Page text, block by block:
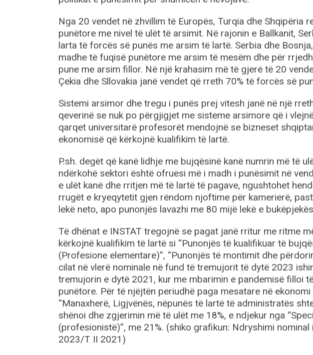
Nga 20 vendet në zhvillim të Europës, Turqia dhe Shqipëria
punëtore me nivel të ulët të arsimit. Në rajonin e Ballkanit,
larta të forcës së punës me arsim të lartë. Serbia dhe
madhe të fuqisë punëtore me arsim të mesëm dhe për
pune me arsim fillor. Në një krahasim më të gjerë të 20
Çekia dhe Sllovakia janë vendet që rreth 70% të forcës së
Sistemi arsimor dhe tregu i punës prej vitesh janë në një
qeverinë se nuk po përgjigjet me sisteme arsimore që i
qarqet universitarë profesorët mendojnë se bizneset
ekonomisë që kërkojnë kualifikim të lartë.
P.sh. degët që kanë lidhje me bujqësinë kanë numrin më të
ndërkohë sektori është ofruesi më i madh i punësimit në
e ulët kanë dhe rritjen më të lartë të pagave, ngushtohet
rrugët e kryeqytetit gjen rëndom njoftime për kamerierë,
lekë neto, apo punonjës lavazhi me 80 mijë lekë e
Të dhënat e INSTAT tregojnë se pagat janë rritur me ritme
kërkojnë kualifikim të lartë si “Punonjës të kualifikuar të
(Profesione elementare)”, “Punonjës të montimit dhe
cilat në vlerë nominale në fund të tremujorit të dytë 2023
tremujorin e dytë 2021, kur me mbarimin e pandemisë filloi
punëtore. Për të njëjtën periudhë paga mesatare në
“Manaxherë, Ligjvënës, nëpunës të lartë të administratës
shënoi dhe zgjerimin më të ulët me 18%, e ndjekur nga
(profesionistë)”, me 21%. (shiko grafikun: Ndryshimi
2023/T II 2021)